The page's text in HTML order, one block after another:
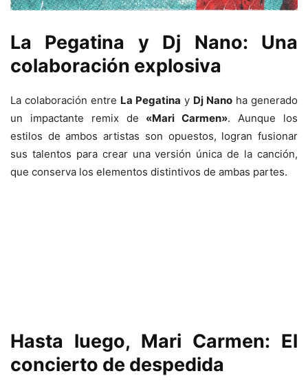
La Pegatina y Dj Nano: Una
colaboración explosiva
La colaboración entre La Pegatina y Dj Nano ha generado
un impactante remix de «Mari Carmen». Aunque los
estilos de ambos artistas son opuestos, logran fusionar
sus talentos para crear una versión única de la canción,
que conserva los elementos distintivos de ambas partes.
Hasta luego, Mari Carmen: El
concierto de despedida